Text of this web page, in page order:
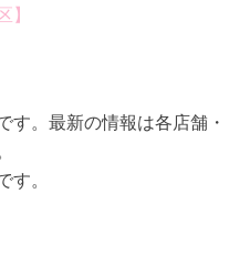
】
。最新の情報は各店舗・
す。